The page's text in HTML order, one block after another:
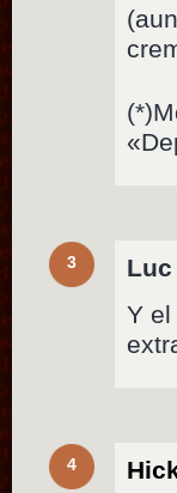
3
Y
4